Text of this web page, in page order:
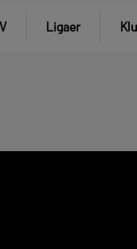
Ligaer